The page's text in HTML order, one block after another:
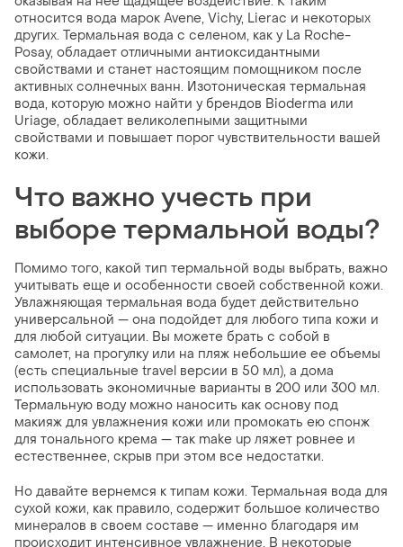
относится вода марок Avene, Vichy, Lierac и некоторых
других. Термальная вода с селеном, как у La Roche-
Posay, обладает отличными антиоксидантными
свойствами и станет настоящим помощником после
активных солнечных ванн. Изотоническая термальная
вода, которую можно найти у брендов Bioderma или
Uriage, обладает великолепными защитными
свойствами и повышает порог чувствительности вашей
кожи.
Что важно учесть при
выборе термальной воды?
Помимо того, какой тип термальной воды выбрать, важно
учитывать еще и особенности своей собственной кожи.
Увлажняющая термальная вода будет действительно
универсальной — она подойдет для любого типа кожи и
для любой ситуации. Вы можете брать с собой в
самолет, на прогулку или на пляж небольшие ее объемы
(есть специальные travel версии в 50 мл), а дома
использовать экономичные варианты в 200 или 300 мл.
Термальную воду можно наносить как основу под
макияж для увлажнения кожи или промокать ею спонж
для тонального крема — так make up ляжет ровнее и
естественнее, скрыв при этом все недостатки.
Но давайте вернемся к типам кожи. Термальная вода для
сухой кожи, как правило, содержит большое количество
минералов в своем составе — именно благодаря им
происходит интенсивное увлажнение. В некоторые